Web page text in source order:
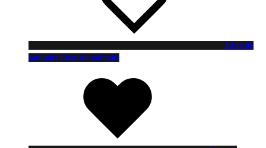
Liste de
souhaits Liste de souhaits